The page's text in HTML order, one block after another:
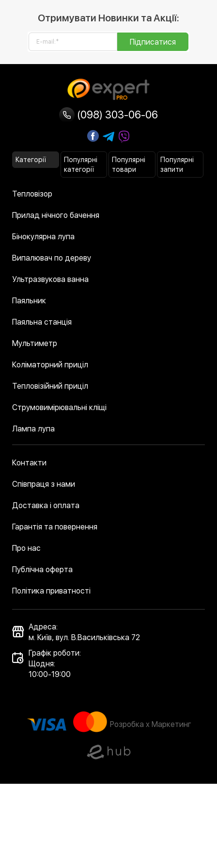
Отримувати Новинки та Акції:
Підписатися
(098) 303-06-06
Категорії
Популярні
категорії
Популярні
товари
Популярні
запити
Тепловізор
Прилад нічного бачення
Бінокулярна лупа
Випалювач по дереву
Ультразвукова ванна
Паяльник
Паяльна станція
Мультиметр
Коліматорний приціл
Тепловізійний приціл
Струмовимірювальні кліщі
Лампа лупа
Контакти
Співпраця з нами
Доставка і оплата
Гарантія та повернення
Про нас
Публічна оферта
Політика приватності
Адреса:
м. Київ, вул. В.Васильківська 72
Графік роботи:
Щодня:
10:00-19:00
Розробка x Маркетинг